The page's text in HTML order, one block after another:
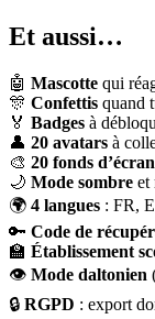
Et aussi…
🤖 Mascotte qui
🎊 Confettis quand
🏅 Badges à
👤 20 avatars à
🎨 20 fonds d’écran
🌙 Mode sombre et
🌍 4 langues : FR,
🔑 Code de
🏫 Établissement
👁 Mode daltonien
🔒 RGPD : export